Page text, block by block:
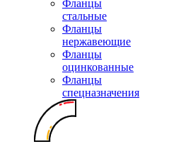
Фланцы
стальные
Фланцы
нержавеющие
Фланцы
оцинкованные
Фланцы
спецназначения